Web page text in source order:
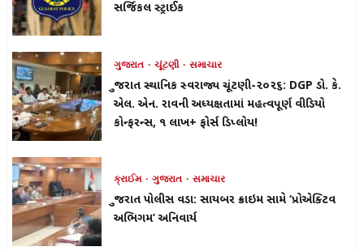
સર્જિકલ સ્ટ્રાઈક
ગુજરાત ચૂંટણી સમાચાર
ગુજરાત સ્થાનિક સ્વરાજ્ય ચૂંટણી-૨૦૨૬: DGP ડો. કે.
એલ. એન. રાવની અધ્યક્ષતામાં મહત્વપૂર્ણ વીડિયો
કોન્ફરન્સ, ૧ લાખ+ ફોર્સ ડિપ્લોય!
ક્રાઈમ ગુજરાત સમાચાર
ગુજરાત પોલીસ વડા: સાયબર ક્રાઇમ સામે ‘પ્રોએક્ટિવ
અભિગમ’ અનિવાર્ય